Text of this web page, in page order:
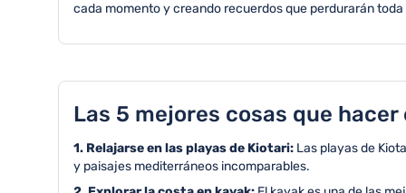
cada momento y creando recuerdos que perdurarán toda
Las 5 mejores cosas que hacer
1. Relajarse en las playas de Kiotari: Las playas de
y paisajes mediterráneos incomparables.